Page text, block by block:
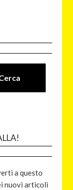
a questo
nuovi articoli